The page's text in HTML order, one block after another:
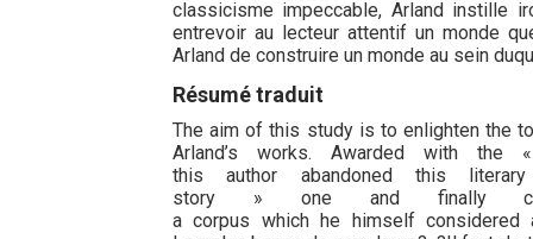
classicisme impeccable, Arland instille
entrevoir au lecteur attentif un monde
Arland de construire un monde au sein
Résumé traduit
The aim of this study is to enlighten
Arland’s works. Awarded with
this author abandoned this
story » one and finally
a corpus which he himself